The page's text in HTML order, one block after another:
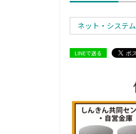
ネット・システム
LINEで送る